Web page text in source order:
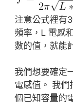
注意公式裡有
頻率，L 電感
數的值，就能
我們想要確定
電感值。 我們
個已知容量的